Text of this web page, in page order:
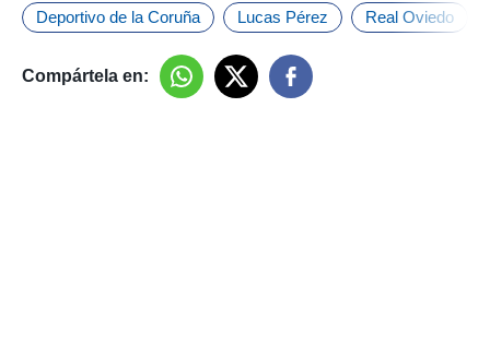
Deportivo de la Coruña Lucas Pérez Real Oviedo
Compártela en: